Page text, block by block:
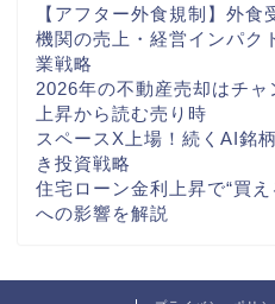
【アフター外食規制】外
機関の売上・経営インパク
業戦略
2026年の不動産売却はチ
上昇から読む売り時
スペースX上場！続くAI銘
き投資戦略
住宅ローン金利上昇で“買
への影響を解説